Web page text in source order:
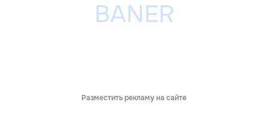
Разместить рекламу на сайте